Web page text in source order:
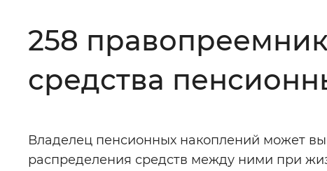
Цвет сайта: Монохромный
Изображения: Включены
258
средства
Владелец пенсионных накоплений может
распределения средств между ними при